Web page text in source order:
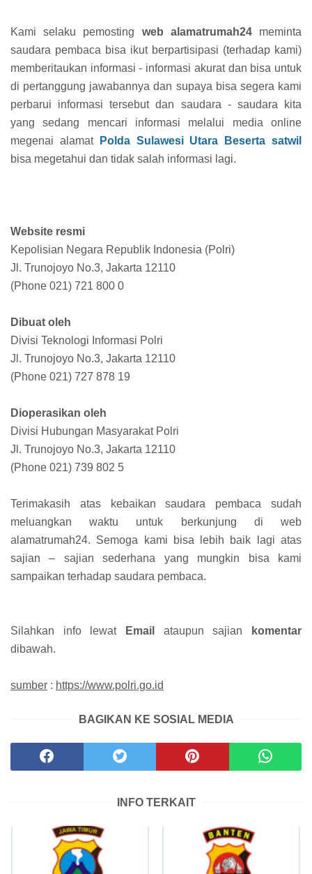
Kami selaku pemosting web alamatrumah24meminta
saudara pembaca bisa ikut berpartisipasi (terhadap kami)
memberitaukan informasi - informasi akurat dan bisa untuk
di pertanggung jawabannya dan supaya bisa segera kami
perbarui informasi tersebut dan saudara - saudara kita
yang sedang mencari informasi melalui media online
megenai alamat
Polda Sulawesi Utara Beserta satwil
bisa megetahui dan tidak salah informasi lagi.
Website resmi
Kepolisian Negara Republik Indonesia (Polri)
Jl. Trunojoyo No.3, Jakarta 12110
(Phone 021) 721 800 0
Dibuat oleh
Divisi Teknologi Informasi Polri
Jl. Trunojoyo No.3, Jakarta 12110
(Phone 021) 727 878 19
Dioperasikan oleh
Divisi Hubungan Masyarakat Polri
Jl. Trunojoyo No.3, Jakarta 12110
(Phone 021) 739 802 5
Terimakasih atas kebaikan saudara pembaca sudah
meluangkan waktu untuk berkunjung di web
alamatrumah24. Semoga kami bisa lebih baik lagi atas
sajian – sajian sederhana yang mungkin bisa kami
sampaikan terhadap saudara pembaca.
Silahkan info lewat Email ataupun sajian
komentar
dibawah.
sumber : https://www.polri.go.id
BAGIKAN KE SOSIAL MEDIA
INFO TERKAIT